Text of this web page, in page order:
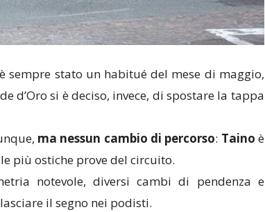
sempre stato un habitué del mese di maggio,
d’Oro si è deciso, invece, di spostare la tappa
ma nessun cambio di percorso: Taino è
più ostiche prove del circuito.
notevole, diversi cambi di pendenza e
il segno nei podisti.